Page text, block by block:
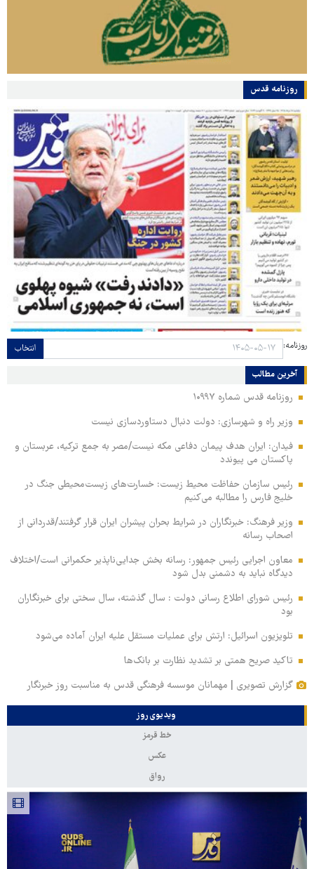
روزنامه قدس
روزنامه: انتخاب
آخرین مطالب
روزنامه قدس شماره ۱۰۹۹۷
وزیر راه و شهرسازی: دولت دنبال دستاوردسازی نیست
فیدان: ایران هدف پیمان دفاعی مکه نیست/مصر به جمع ترکیه، عربستان و
پاکستان می پیوندد
رئیس سازمان حفاظت محیط زیست: خسارت‌های زیست‌محیطی جنگ در
خلیج فارس را مطالبه‌ می‌کنیم
وزیر فرهنگ: خبرنگاران در شرایط بحران پیشران ایران قرار گرفتند/قدردانی از
اصحاب رسانه
معاون اجرایی رئیس جمهور: رسانه بخش جدایی‌ناپذیر حکمرانی است/اختلاف
دیدگاه نباید به دشمنی بدل شود
رئیس شورای اطلاع رسانی دولت : سال گذشته، سال سختی برای خبرنگاران
بود
تلویزیون اسرائیل: ارتش برای عملیات مستقل علیه ایران آماده می‌شود
تاکید صریح همتی بر تشدید نظارت بر بانک‌ها
گزارش تصویری | مهمانان موسسه فرهنگی قدس به مناسبت روز خبرنگار
ویدیوی روز
خط قرمز
عکس
رواق